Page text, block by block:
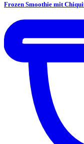
Frozen Smoothie mit